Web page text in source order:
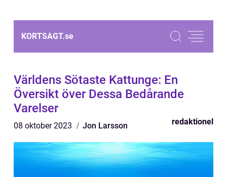
KORTSAGT.se
Världens Sötaste Kattunge: En
Översikt över Dessa Bedårande
Varelser
08 oktober 2023 Jon Larsson redaktionel